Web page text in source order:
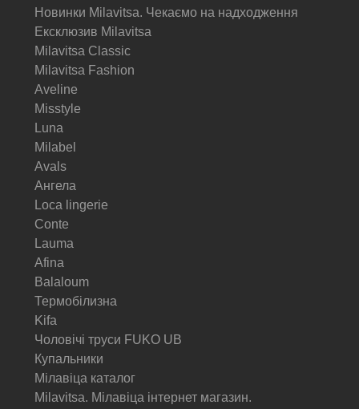
Новинки Milavitsa. Чекаємо на надходження
Ексклюзив Milavitsa
Milavitsa Classic
Milavitsa Fashion
Aveline
Misstyle
Luna
Milabel
Avals
Ангела
Loca lingerie
Conte
Lauma
Afina
Balaloum
Термобілизна
Kifa
Чоловічі труси FUKO UB
Купальники
Мілавіца каталог
Milavitsa. Мілавіца інтернет магазин.